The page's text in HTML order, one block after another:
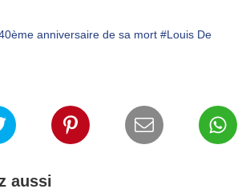
anniversaire de sa mort #Louis De
aussi